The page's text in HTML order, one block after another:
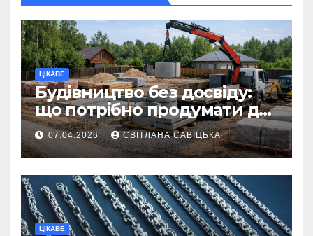
ЦІКАВЕ
Будівництво без досвіду:
що потрібно продумати до
першої доставки на
ділянку
07.04.2026 СВІТЛАНА САВІЦЬКА
ЦІКАВЕ